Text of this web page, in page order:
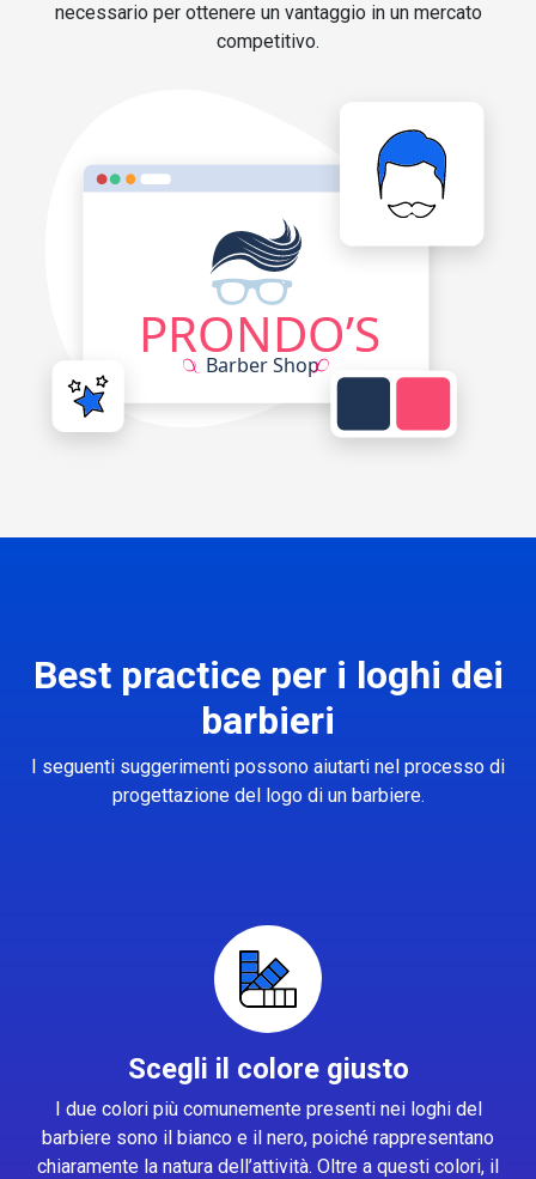
necessario per ottenere un vantaggio in un mercato
competitivo.
Best practice per i loghi dei
barbieri
I seguenti suggerimenti possono aiutarti nel processo di
progettazione del logo di un barbiere.
Scegli il colore giusto
I due colori più comunemente presenti nei loghi del
barbiere sono il bianco e il nero, poiché rappresentano
chiaramente la natura dell’attività. Oltre a questi colori, il